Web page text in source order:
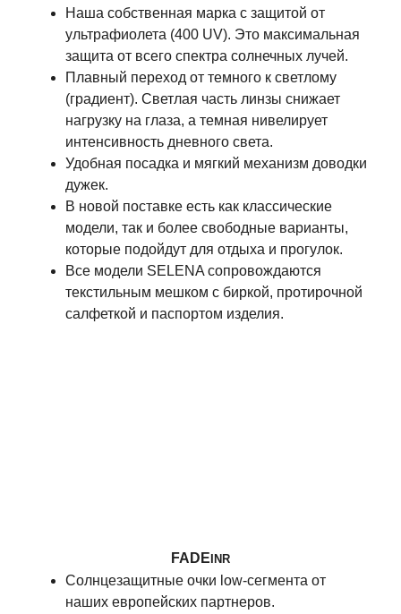
Наша собственная марка с защитой от
ультрафиолета (400 UV). Это максимальная
защита от всего спектра солнечных лучей.
Плавный переход от темного к светлому
(градиент). Светлая часть линзы снижает
нагрузку на глаза, а темная нивелирует
интенсивность дневного света.
Удобная посадка и мягкий механизм доводки
дужек.
В новой поставке есть как классические
модели, так и более свободные варианты,
которые подойдут для отдыха и прогулок.
Все модели SELENA сопровождаются
текстильным мешком с биркой, протирочной
салфеткой и паспортом изделия.
FADE INR
Солнцезащитные очки low-сегмента от
наших европейских партнеров.